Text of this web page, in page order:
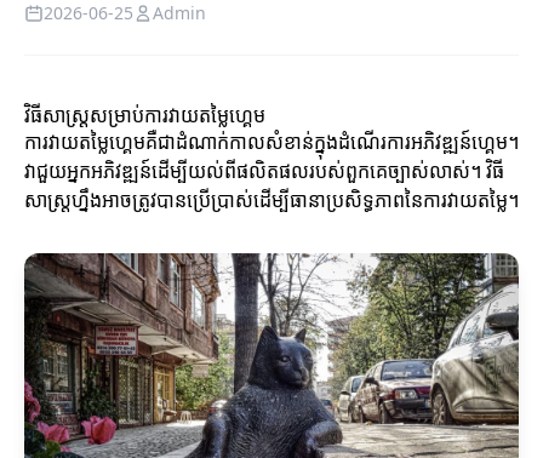
2026-06-25 Admin
វិធីសាស្ត្រសម្រាប់ការវាយតម្លៃហ្គេម
ការវាយតម្លៃហ្គេមគឺជាដំណាក់កាលសំខាន់ក្នុងដំណើរការអភិវឌ្ឍន៍ហ្គេម។
វាជួយអ្នកអភិវឌ្ឍន៍ដើម្បីយល់ពីផលិតផលរបស់ពួកគេច្បាស់លាស់។ វិធី
សាស្ត្រហ្នឹងអាចត្រូវបានប្រើប្រាស់ដើម្បីធានាប្រសិទ្ធភាពនៃការវាយតម្លៃ។